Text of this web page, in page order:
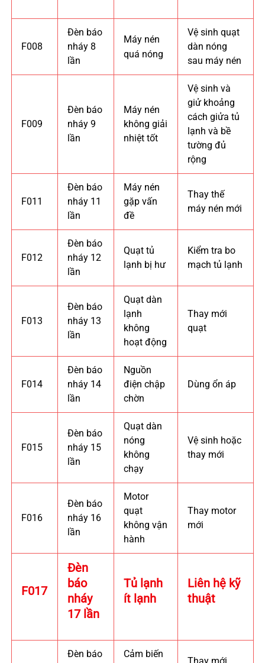
F008
Đèn báo
nháy 8
lần
Máy nén
quá nóng
Vệ sinh quạt
dàn nóng
sau máy nén
F009
Đèn báo
nháy 9
lần
Máy nén
không giải
nhiệt tốt
Vệ sinh và
giử khoảng
cách giửa tủ
lạnh và bề
tường đủ
rộng
F011
Đèn báo
nháy 11
lần
Máy nén
gặp vấn
đề
Thay thế
máy nén mới
F012
Đèn báo
nháy 12
lần
Quạt tủ
lạnh bị hư
Kiểm tra bo
mạch tủ lạnh
F013
Đèn báo
nháy 13
lần
Quạt dàn
lạnh
không
hoạt động
Thay mới
quạt
F014
Đèn báo
nháy 14
lần
Nguồn
điện chập
chờn
Dùng ổn áp
F015
Đèn báo
nháy 15
lần
Quạt dàn
nóng
không
chạy
Vệ sinh hoặc
thay mới
F016
Đèn báo
nháy 16
lần
Motor
quạt
không vận
hành
Thay motor
mới
F017
Đèn
báo
nháy
17 lần
Tủ lạnh
ít lạnh
Liên hệ kỹ
thuật
Đèn báo
Cảm biến
Thay mới